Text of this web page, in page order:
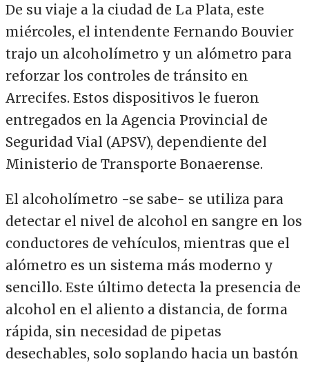
De su viaje a la ciudad de La Plata, este
miércoles, el intendente Fernando Bouvier
trajo un alcoholímetro y un alómetro para
reforzar los controles de tránsito en
Arrecifes. Estos dispositivos le fueron
entregados en la Agencia Provincial de
Seguridad Vial (APSV), dependiente del
Ministerio de Transporte Bonaerense.
El alcoholímetro -se sabe- se utiliza para
detectar el nivel de alcohol en sangre en los
conductores de vehículos, mientras que el
alómetro es un sistema más moderno y
sencillo. Este último detecta la presencia de
alcohol en el aliento a distancia, de forma
rápida, sin necesidad de pipetas
desechables, solo soplando hacia un bastón